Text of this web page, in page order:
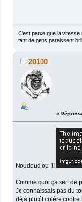
C'est parce que la vitesse
tant de gens paraissent
20100
«
Noudoudiou !!!
Comme quoi ça sert de
Je connaissais pas du
déjà plutôt colère contre